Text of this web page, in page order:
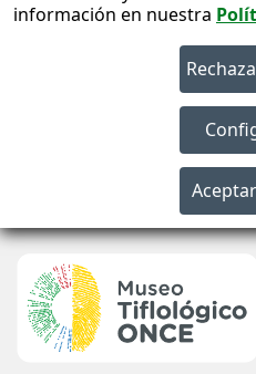
información en nuestra